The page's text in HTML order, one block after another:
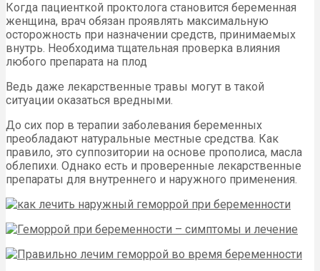
Когда пациенткой проктолога становится беременная
женщина, врач обязан проявлять максимальную
осторожность при назначении средств, принимаемых
внутрь. Необходима тщательная проверка влияния
любого препарата на плод
Ведь даже лекарственные травы могут в такой
ситуации оказаться вредными.
До сих пор в терапии заболевания беременных
преобладают натуральные местные средства. Как
правило, это суппозитории на основе прополиса, масла
облепихи. Однако есть и проверенные лекарственные
препараты для внутреннего и наружного применения.